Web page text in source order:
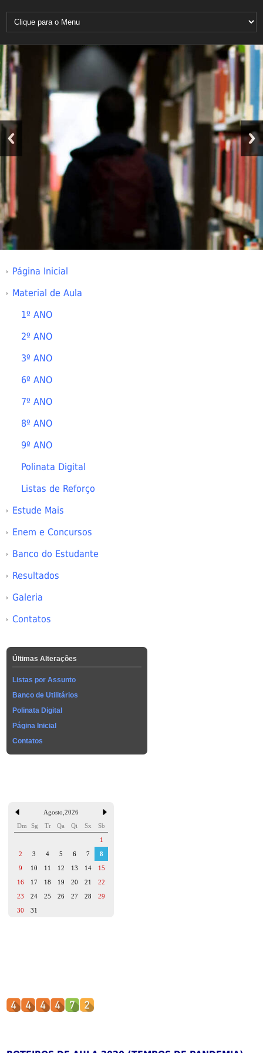
Página Inicial
Material de Aula
1º ANO
2º ANO
3º ANO
6º ANO
7º ANO
8º ANO
9º ANO
Polinata Digital
Listas de Reforço
Estude Mais
Enem e Concursos
Banco do Estudante
Resultados
Galeria
Contatos
Últimas Alterações
Listas por Assunto
Banco de Utilitários
Polinata Digital
Página Inicial
Contatos
Agosto ,2026
Dm
Sg Tr Qa Qi Sx
Sb
1
2
3 4 5 6 7
8
9
10 11 12 13 14
15
16
17 18 19 20 21
22
23
24 25 26 27 28
29
30
31